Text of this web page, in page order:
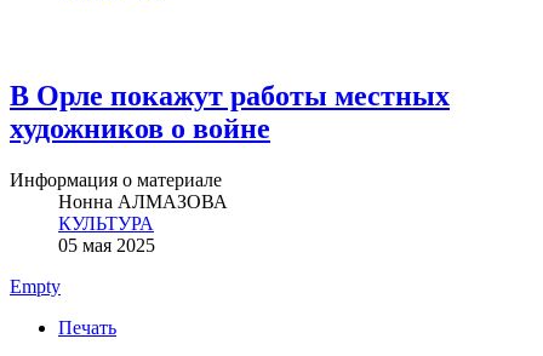
В Орле покажут работы местных
художников о войне
Информация о материале
Нонна АЛМАЗОВА
КУЛЬТУРА
05 мая 2025
Empty
Печать